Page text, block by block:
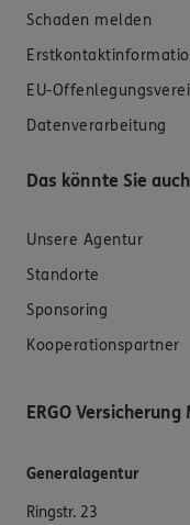
Schaden melden
EU-
Datenverarbeitung
Das könnte Sie
Unsere Agentur
Standorte
Sponsoring
Kooperationspartner
ERGO Versicherung
Generalagentur
Ringstr. 23